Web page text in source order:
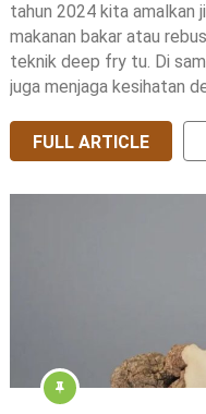
tahun 2024 kita amalkan
makanan bakar atau
teknik deep fry tu. Di
juga menjaga kesihatan
FULL ARTICLE